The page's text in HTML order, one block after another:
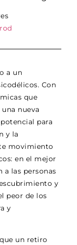
a un
Con
que
nueva
para
y la
movimiento
en el mejor
a las personas
y
peor de los
y
un retiro